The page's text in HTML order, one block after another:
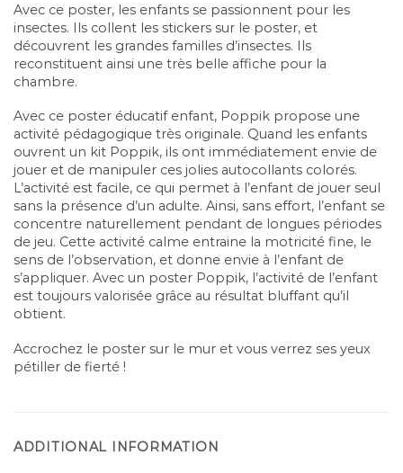
Avec ce poster, les enfants se passionnent pour les
insectes. Ils collent les stickers sur le poster, et
découvrent les grandes familles d’insectes. Ils
reconstituent ainsi une très belle affiche pour la
chambre.
Avec ce poster éducatif enfant, Poppik propose une
activité pédagogique très originale. Quand les enfants
ouvrent un kit Poppik, ils ont immédiatement envie de
jouer et de manipuler ces jolies autocollants colorés.
L’activité est facile, ce qui permet à l’enfant de jouer seul
sans la présence d’un adulte. Ainsi, sans effort, l’enfant se
concentre naturellement pendant de longues périodes
de jeu. Cette activité calme entraine la motricité fine, le
sens de l’observation, et donne envie à l’enfant de
s’appliquer. Avec un poster Poppik, l’activité de l’enfant
est toujours valorisée grâce au résultat bluffant qu’il
obtient.
Accrochez le poster sur le mur et vous verrez ses yeux
pétiller de fierté !
ADDITIONAL INFORMATION